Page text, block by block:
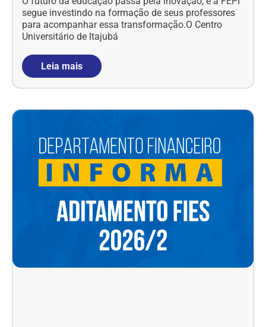
segue investindo na formação de seus professores
para acompanhar essa transformação.O Centro
Universitário de Itajubá
Leia mais